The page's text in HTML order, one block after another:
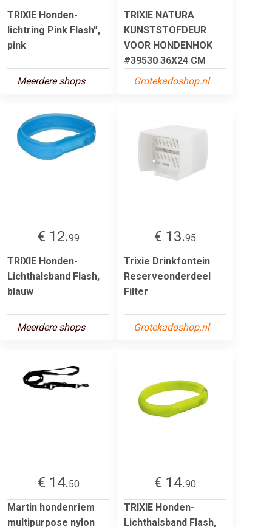
TRIXIE Honden-
lichtring Pink Flash”,
pink
Meerdere shops
TRIXIE NATURA
KUNSTSTOFDEUR
VOOR HONDENHOK
#39530 36X24 CM
Grotekadoshop.nl
€ 12.99
TRIXIE Honden-
Lichthalsband Flash,
blauw
Meerdere shops
€ 13.95
Trixie Drinkfontein
Reserveonderdeel
Filter
Grotekadoshop.nl
€ 14.50
Martin hondenriem
multipurpose nylon
€ 14.90
TRIXIE Honden-
Lichthalsband Flash,